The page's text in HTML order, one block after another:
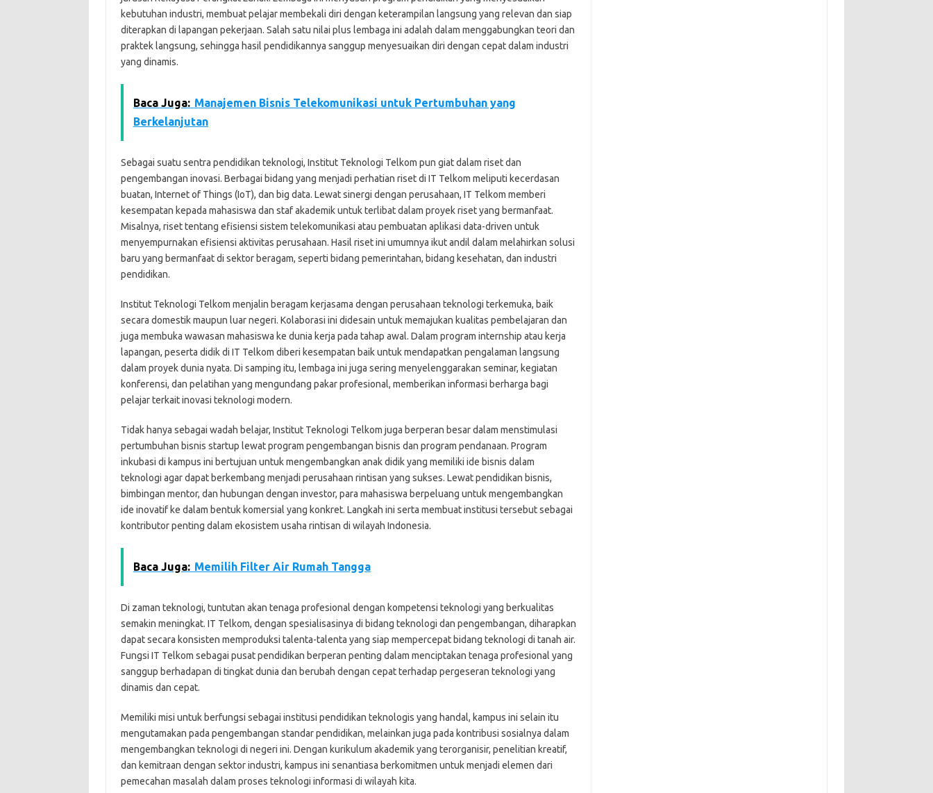
kebutuhan industri, membuat pelajar membekali diri dengan keterampilan langsung yang relevan dan siap
diterapkan di lapangan pekerjaan. Salah satu nilai plus lembaga ini adalah dalam menggabungkan teori dan
praktek langsung, sehingga hasil pendidikannya sanggup menyesuaikan diri dengan cepat dalam industri
yang dinamis.
Baca Juga: Manajemen Bisnis Telekomunikasi untuk Pertumbuhan yang
Berkelanjutan
Sebagai suatu sentra pendidikan teknologi, Institut Teknologi Telkom pun giat dalam riset dan
pengembangan inovasi. Berbagai bidang yang menjadi perhatian riset di IT Telkom meliputi kecerdasan
buatan, Internet of Things (IoT), dan big data. Lewat sinergi dengan perusahaan, IT Telkom memberi
kesempatan kepada mahasiswa dan staf akademik untuk terlibat dalam proyek riset yang bermanfaat.
Misalnya, riset tentang efisiensi sistem telekomunikasi atau pembuatan aplikasi data-driven untuk
menyempurnakan efisiensi aktivitas perusahaan. Hasil riset ini umumnya ikut andil dalam melahirkan solusi
baru yang bermanfaat di sektor beragam, seperti bidang pemerintahan, bidang kesehatan, dan industri
pendidikan.
Institut Teknologi Telkom menjalin beragam kerjasama dengan perusahaan teknologi terkemuka, baik
secara domestik maupun luar negeri. Kolaborasi ini didesain untuk memajukan kualitas pembelajaran dan
juga membuka wawasan mahasiswa ke dunia kerja pada tahap awal. Dalam program internship atau kerja
lapangan, peserta didik di IT Telkom diberi kesempatan baik untuk mendapatkan pengalaman langsung
dalam proyek dunia nyata. Di samping itu, lembaga ini juga sering menyelenggarakan seminar, kegiatan
konferensi, dan pelatihan yang mengundang pakar profesional, memberikan informasi berharga bagi
pelajar terkait inovasi teknologi modern.
Tidak hanya sebagai wadah belajar, Institut Teknologi Telkom juga berperan besar dalam menstimulasi
pertumbuhan bisnis startup lewat program pengembangan bisnis dan program pendanaan. Program
inkubasi di kampus ini bertujuan untuk mengembangkan anak didik yang memiliki ide bisnis dalam
teknologi agar dapat berkembang menjadi perusahaan rintisan yang sukses. Lewat pendidikan bisnis,
bimbingan mentor, dan hubungan dengan investor, para mahasiswa berpeluang untuk mengembangkan
ide inovatif ke dalam bentuk komersial yang konkret. Langkah ini serta membuat institusi tersebut sebagai
kontributor penting dalam ekosistem usaha rintisan di wilayah Indonesia.
Baca Juga: Memilih Filter Air Rumah Tangga
Di zaman teknologi, tuntutan akan tenaga profesional dengan kompetensi teknologi yang berkualitas
semakin meningkat. IT Telkom, dengan spesialisasinya di bidang teknologi dan pengembangan, diharapkan
dapat secara konsisten memproduksi talenta-talenta yang siap mempercepat bidang teknologi di tanah air.
Fungsi IT Telkom sebagai pusat pendidikan berperan penting dalam menciptakan tenaga profesional yang
sanggup berhadapan di tingkat dunia dan berubah dengan cepat terhadap pergeseran teknologi yang
dinamis dan cepat.
Memiliki misi untuk berfungsi sebagai institusi pendidikan teknologis yang handal, kampus ini selain itu
mengutamakan pada pengembangan standar pendidikan, melainkan juga pada kontribusi sosialnya dalam
mengembangkan teknologi di negeri ini. Dengan kurikulum akademik yang terorganisir, penelitian kreatif,
dan kemitraan dengan sektor industri, kampus ini senantiasa berkomitmen untuk menjadi elemen dari
pemecahan masalah dalam proses teknologi informasi di wilayah kita.